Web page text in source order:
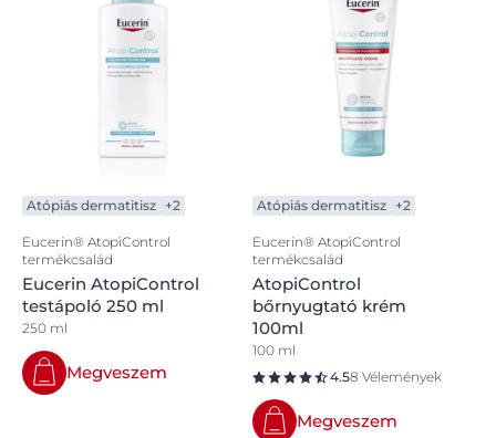
Atópiás dermatitisz +2
Eucerin® AtopiControl
termékcsalád
Eucerin AtopiControl
testápoló 250 ml
250 ml
Megveszem
Atópiás dermatitisz +2
Eucerin® AtopiControl
termékcsalád
AtopiControl
bőrnyugtató krém
100ml
100 ml
4.58 Vélemények
Megveszem